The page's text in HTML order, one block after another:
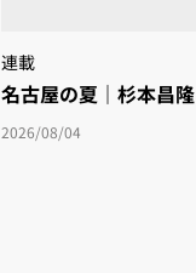
連載
名古屋の夏｜杉本昌隆
2026/08/04